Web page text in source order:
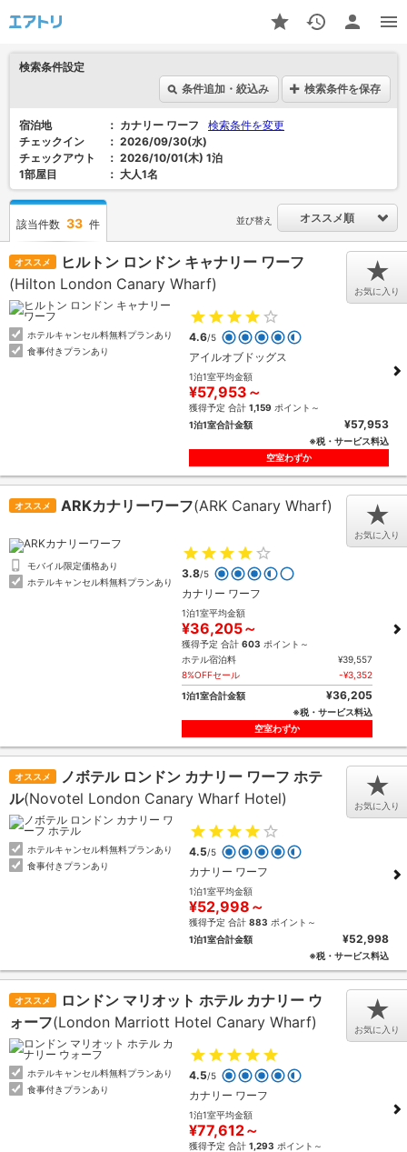
検索条件設定
条件追加・絞込み
検索条件を保存
宿泊地 カナリー ワーフ
検索条件を変更
チェックイン
2026/09/30(水)
チェックアウト
2026/10/01(木) 1泊
1部屋目
大人1名
該当件数 33 件 並び替え オススメ順
オススメ
ヒルトン ロンドン キャナリー ワーフ
(Hilton London Canary Wharf)
ホテルキャンセル料無料プランあり
食事付きプランあり
4.6/5
アイルオブドッグス
1泊1室平均金額
¥57,953～
獲得予定 合計 1,159 ポイント～
1泊1室合計金額
¥57,953
※税・サービス料込
空室わずか
★
お気に入り
オススメ ARKカナリーワーフ(ARK Canary Wharf)
モバイル限定価格あり
ホテルキャンセル料無料プランあり
3.8/5
カナリー ワーフ
1泊1室平均金額
¥36,205～
獲得予定 合計 603 ポイント～
ホテル宿泊料
¥39,557
8%OFFセール
-¥3,352
1泊1室合計金額
¥36,205
※税・サービス料込
空室わずか
★
お気に入り
オススメ
ノボテル ロンドン カナリー ワーフ ホテ
ル(Novotel London Canary Wharf Hotel)
ホテルキャンセル料無料プランあり
食事付きプランあり
4.5/5
カナリー ワーフ
1泊1室平均金額
¥52,998～
獲得予定 合計 883 ポイント～
1泊1室合計金額
¥52,998
※税・サービス料込
★
お気に入り
オススメ
ロンドン マリオット ホテル カナリー ウ
ォーフ(London Marriott Hotel Canary Wharf)
ホテルキャンセル料無料プランあり
食事付きプランあり
4.5/5
カナリー ワーフ
1泊1室平均金額
¥77,612～
獲得予定 合計 1,293 ポイント～
★
お気に入り